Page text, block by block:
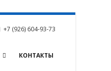
+7 (926) 604-93-73
КОНТАКТЫ